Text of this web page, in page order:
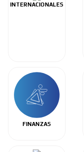
INTERNACIONALES
FINANZAS